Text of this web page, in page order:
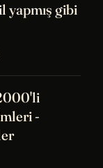
yapmış gibi
-